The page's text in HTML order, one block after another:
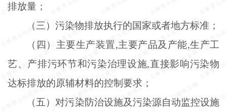
排放量；
（三）污染物排放执行的国家或者地方标准；
（四）主要生产装置,主要产品及产能,生产工
艺、产排污环节和污染治理设施,直接影响污染物
达标排放的原辅材料的控制要求；
（五）对污染防治设施及污染源自动监控设施